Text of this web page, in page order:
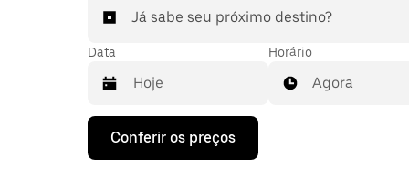
Já sabe seu próximo destino?
Data
Pressione
seta
Horário
Agora
Conferir os preços